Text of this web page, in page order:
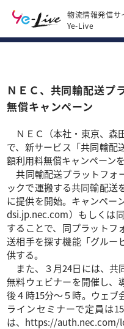
物流情報発信サ
Ye-Live
ＮＥＣ、共同輸配送プ
無償キャンペーン
ＮＥＣ（本社・東京、森
で、新サービス「共同輸配
額利用料無償キャンペーン
共同輸配送プラットフォ
ックで運搬する共同輸配送
に提供を開始。キャンペー
dsi.jp.nec.com）もしくは
することで、同プラットフ
送相手を探す機能「グルー
供する。
また、３月24日には、共
無料ウェビナーを開催し、
後４時15分～５時。ウェブ
ラインセミナーで定員は
は、https://auth.nec.com/